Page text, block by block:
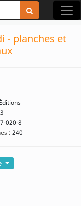
- planches et
020-8
: 240